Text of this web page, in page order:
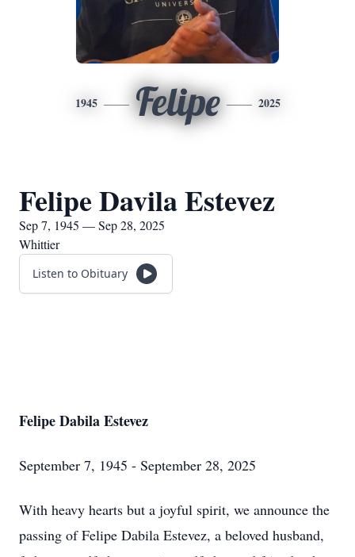
1945 Felipe 2025
Felipe Davila Estevez
Sep 7, 1945 — Sep 28, 2025
Whittier
Listen to Obituary
Felipe Dabila Estevez
September 7, 1945 - September 28, 2025
With heavy hearts but a joyful spirit, we announce the
passing of Felipe Dabila Estevez, a beloved husband,